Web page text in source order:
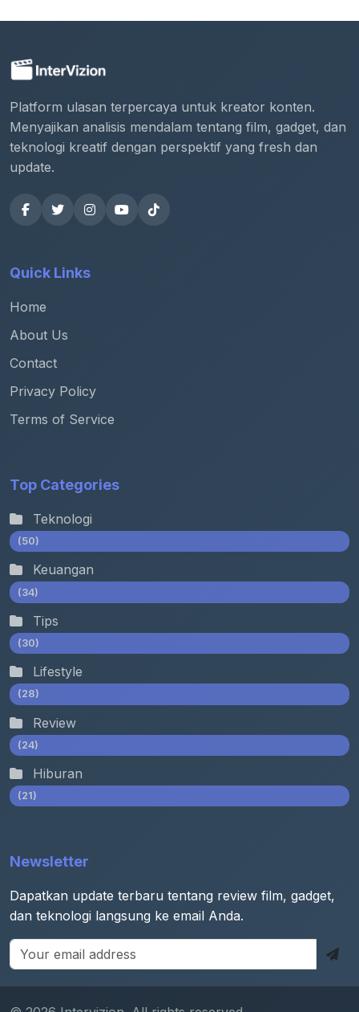
Platform ulasan terpercaya untuk kreator konten.
Menyajikan analisis mendalam tentang film, gadget, dan
teknologi kreatif dengan perspektif yang fresh dan
update.
Quick Links
Home
About Us
Contact
Privacy Policy
Terms of Service
Top Categories
Teknologi
(50)
Keuangan
(34)
Tips
(30)
Lifestyle
(28)
Review
(24)
Hiburan
(21)
Newsletter
Dapatkan update terbaru tentang review film, gadget,
dan teknologi langsung ke email Anda.